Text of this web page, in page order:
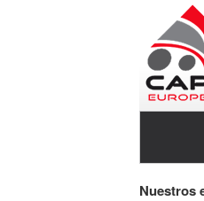
Nuestros